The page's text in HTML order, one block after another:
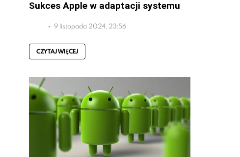
Sukces Apple w adaptacji systemu
9 listopada 2024, 23:56
CZYTAJ WIĘCEJ